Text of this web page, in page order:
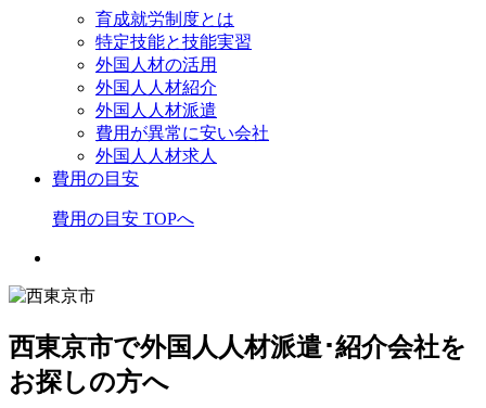
育成就労制度とは
特定技能と技能実習
外国人材の活用
外国人人材紹介
外国人人材派遣
費用が異常に安い会社
外国人人材求人
費用の目安
費用の目安 TOPへ
西東京市で外国人人材派遣･紹介会社を
お探しの方へ